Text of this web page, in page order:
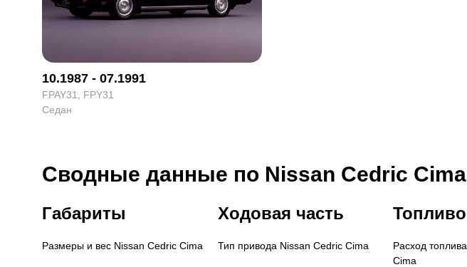
10.1987 - 07.1991
FPAY31, FPY31
Седан
Сводные данные по Nissan Cedric Cima
Габариты
Размеры и вес Nissan Cedric Cima
Ходовая часть
Тип привода Nissan Cedric Cima
Топливо
Расход топлива
Cima